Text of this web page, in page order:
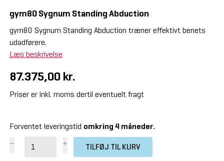
gym80 Sygnum Standing Abduction
gym80 Sygnum Standing Abduction træner effektivt benets
udadførere.
Læs beskrivelse
87.375,00 kr.
Priser er inkl. moms dertil eventuelt fragt
Forventet leveringstid omkring 4 måneder.
TILFØJ TIL KURV